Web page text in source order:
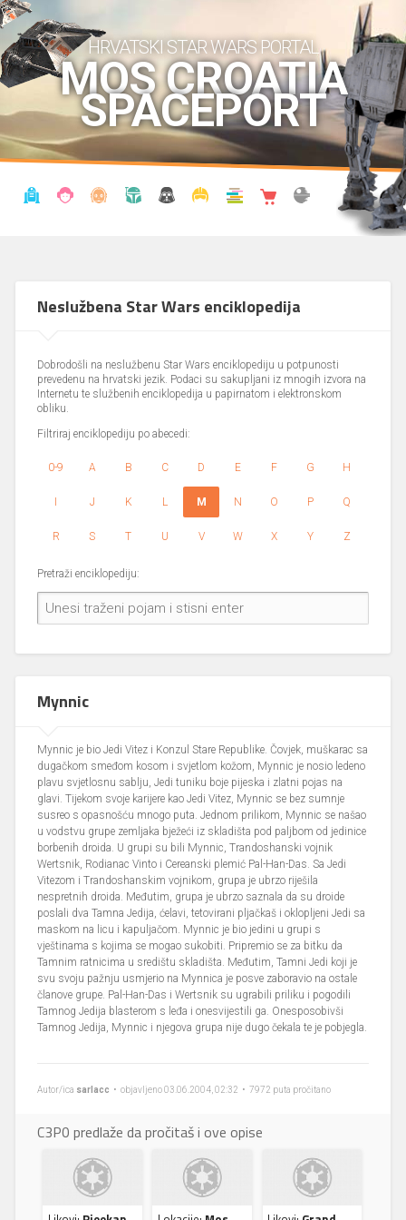
HRVATSKI STAR WARS PORTAL
MOS CROATIA
SPACEPORT
Neslužbena Star Wars enciklopedija
Dobrodošli na neslužbenu Star Wars enciklopediju u potpunosti
prevedenu na hrvatski jezik. Podaci su sakupljani iz mnogih izvora na
Internetu te službenih enciklopedija u papirnatom i elektronskom
obliku.
Filtriraj enciklopediju po abecedi:
0-9 A B C D E F G H
I J K L M N O P Q
R S T U V W X Y Z
Pretraži enciklopediju:
Mynnic
Mynnic je bio Jedi Vitez i Konzul Stare Republike. Čovjek, muškarac sa
dugačkom smeđom kosom i svjetlom kožom, Mynnic je nosio ledeno
plavu svjetlosnu sablju, Jedi tuniku boje pijeska i zlatni pojas na
glavi. Tijekom svoje karijere kao Jedi Vitez, Mynnic se bez sumnje
susreo s opasnošću mnogo puta. Jednom prilikom, Mynnic se našao
u vodstvu grupe zemljaka bježeći iz skladišta pod paljbom od jedinice
borbenih droida. U grupi su bili Mynnic, Trandoshanski vojnik
Wertsnik, Rodianac Vinto i Cereanski plemić Pal-Han-Das. Sa Jedi
Vitezom i Trandoshanskim vojnikom, grupa je ubrzo riješila
nespretnih droida. Međutim, grupa je ubrzo saznala da su droide
poslali dva Tamna Jedija, ćelavi, tetovirani pljačkaš i oklopljeni Jedi sa
maskom na licu i kapuljačom. Mynnic je bio jedini u grupi s
vještinama s kojima se mogao sukobiti. Pripremio se za bitku da
Tamnim ratnicima u središtu skladišta. Međutim, Tamni Jedi koji je
svu svoju pažnju usmjerio na Mynnica je posve zaboravio na ostale
članove grupe. Pal-Han-Das i Wertsnik su ugrabili priliku i pogodili
Tamnog Jedija blasterom s leđa i onesvijestili ga. Onesposobivši
Tamnog Jedija, Mynnic i njegova grupa nije dugo čekala te je pobjegla.
Autor/ica sarlacc • objavljeno 03.06.2004, 02:32 • 7972 puta pročitano
C3P0 predlaže da pročitaš i ove opise